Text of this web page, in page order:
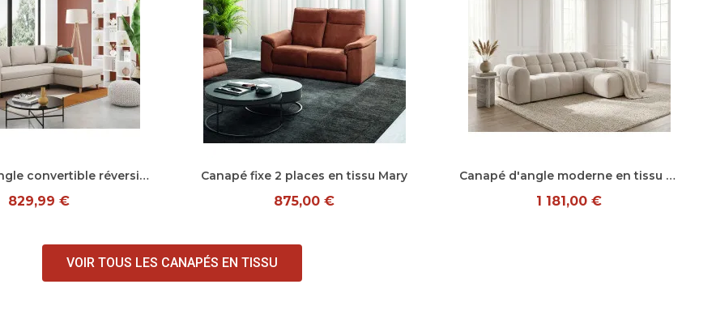
Aperçu rapide Canapé d'angle convertible réversible moderne en tissu Antarctique
829,99 €
Aperçu rapide
Canapé fixe 2 places en tissu Mary
875,00 €
Aperçu rapide Canapé d'angle moderne en tissu Roxie
1 181,00 €
VOIR TOUS LES CANAPÉS EN TISSU